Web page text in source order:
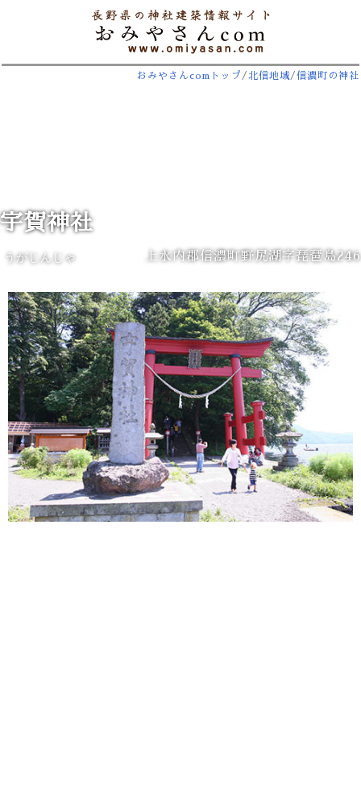
おみやさんcomトップ /北信地域/信濃町の神社
宇賀神社
うがじんじゃ 上水内郡信濃町野尻湖字琵琶島246